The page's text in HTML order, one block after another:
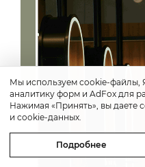
Мы используем cookie-файлы,
аналитику форм и AdFox для
Нажимая «Принять», вы даете
и cookie-данных.
Подробнее